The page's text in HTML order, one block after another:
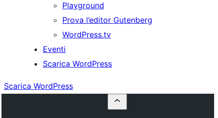
Playground
Prova l’editor Gutenberg
WordPress.tv
Eventi
Scarica WordPress
Scarica WordPress